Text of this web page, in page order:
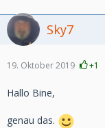
Sky7
19. Oktober 2019 +1
Hallo Bine,
genau das.